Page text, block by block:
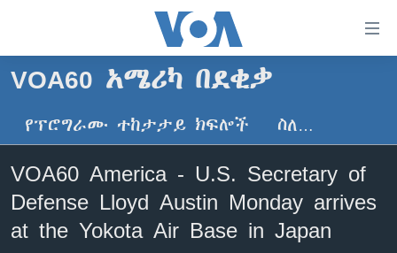
ማገናኛዎች
ዋናው
ይዘት
ወደ
ዋናው
ይዘት
እለፍ
ዜና
ኢትዮጵያ
አሜሪካ
ኑሮ በጤንነት
ቪዲዮ
VOA60 አሜሪካ በደቂቃ
የፕሮግራሙ ተከታታይ ክፍሎች ስለ…
VOA60 America - U.S. Secretary of
Defense Lloyd Austin Monday arrives
at the Yokota Air Base in Japan